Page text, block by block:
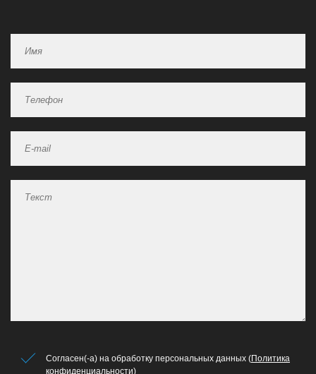
Согласен(-а) на обработку персональных данных (Политика
конфиденциальности)